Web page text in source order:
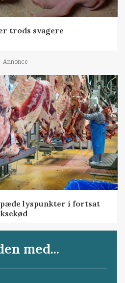
trods svagere
Annonce
lyspunkter i fortsat
med...